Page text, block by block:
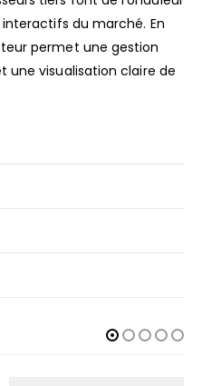
interactifs du marché. En
permet une gestion
une visualisation claire de